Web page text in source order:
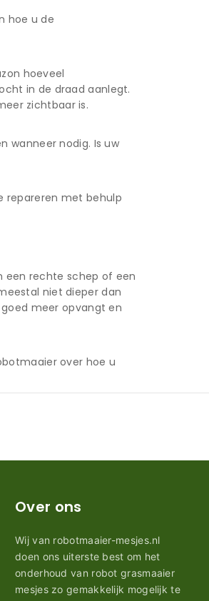
hoe u de
hoeveel
in de draad aanlegt.
zichtbaar is.
wanneer nodig. Is uw
repareren met behulp
een rechte schep of een
niet dieper dan
meer opvangt en
over hoe u
Over ons
Wij van robotmaaier-mesjes.nl
doen ons uiterste best om het
onderhoud van robot grasmaaier
mesjes zo gemakkelijk mogelijk te